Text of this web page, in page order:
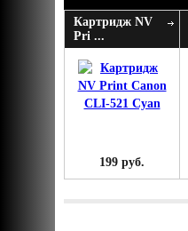
Картридж NV
Pri ...
199 руб.